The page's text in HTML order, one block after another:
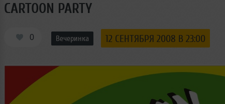
CARTOON PARTY
0 Вечеринка 12 СЕНТЯБРЯ 2008 В 23:00